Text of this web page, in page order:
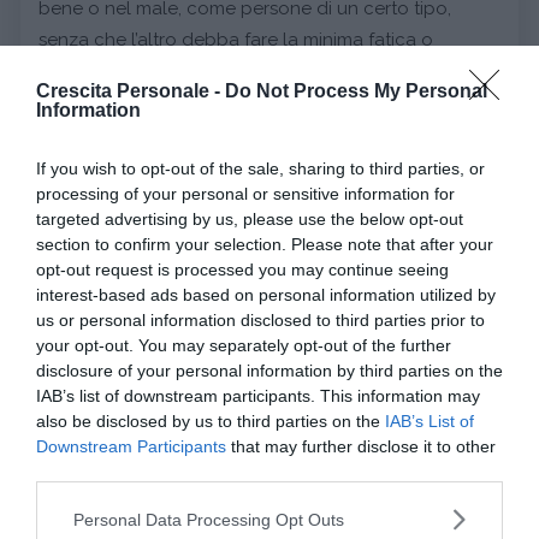
Crescita Personale - Do Not Process My Personal
Information
If you wish to opt-out of the sale, sharing to third parties, or
processing of your personal or sensitive information for
targeted advertising by us, please use the below opt-out
section to confirm your selection. Please note that after your
opt-out request is processed you may continue seeing
interest-based ads based on personal information utilized by
us or personal information disclosed to third parties prior to
your opt-out. You may separately opt-out of the further
disclosure of your personal information by third parties on the
IAB’s list of downstream participants. This information may
also be disclosed by us to third parties on the IAB’s List of
Downstream Participants that may further disclose it to other
Please note that this website/app uses one or more Google
Personal Data Processing Opt Outs
bene o nel male, come persone di un certo tipo,
senza che l’altro debba fare la minima fatica o
Essere donnepiuttosto che uomini, avere un certo
determinataetnia sono solo alcuni esempi di
elementi che possono essere pretestuosamente
ritenuti sufficienti per fornire una valutazione globale
di una persona.
Nell’avere a che fare con chi non conosciamo, infatti,
tendiamo a ridurre gli elementi di estraneità e
incertezza algià noto, rintracciando le
caratteristiche più evidentiche possono aiutarci a
ricondurre il nostro interlocutore ad una categoria
predefinita.
In altre parole: di fronte a uno sconosciuto tendiamo
a cercare caratteristiche stereotipali che ci aiutino a